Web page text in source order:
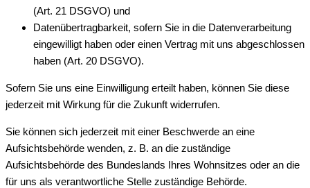
(Art. 21 DSGVO) und
Datenübertragbarkeit, sofern Sie in die Datenverarbeitung
eingewilligt haben oder einen Vertrag mit uns abgeschlossen
haben (Art. 20 DSGVO).
Sofern Sie uns eine Einwilligung erteilt haben, können Sie diese
jederzeit mit Wirkung für die Zukunft widerrufen.
Sie können sich jederzeit mit einer Beschwerde an eine
Aufsichtsbehörde wenden, z. B. an die zuständige
Aufsichtsbehörde des Bundeslands Ihres Wohnsitzes oder an die
für uns als verantwortliche Stelle zuständige Behörde.